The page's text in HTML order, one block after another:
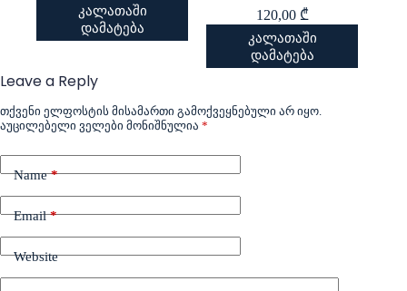
კალათაში
დამატება
120,00 ₾
კალათაში
დამატება
Leave a Reply
თქვენი ელფოსტის მისამართი გამოქვეყნებული არ იყო.
აუცილებელი ველები მონიშნულია *
Name*
Email*
Website